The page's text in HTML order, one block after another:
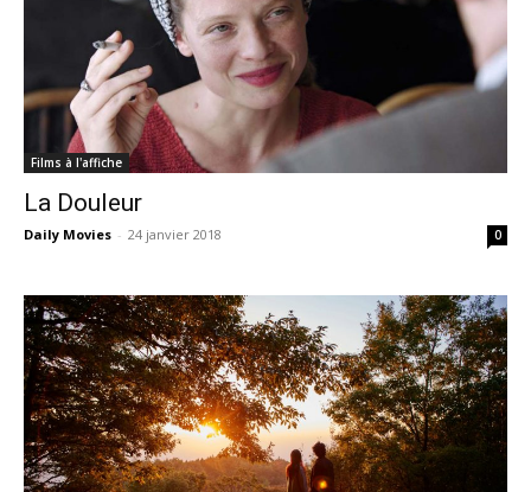
Films à l'affiche
La Douleur
Daily Movies - 24 janvier 2018 0